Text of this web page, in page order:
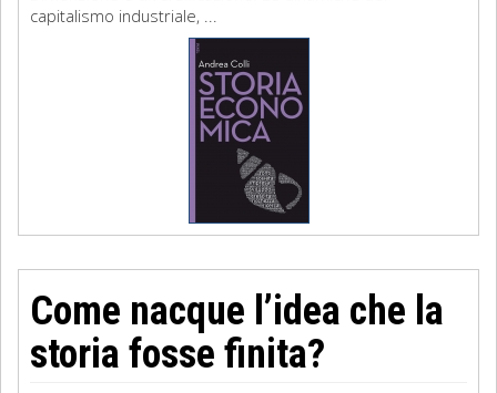
capitalismo industriale, ...
Come nacque l’idea che la
storia fosse finita?